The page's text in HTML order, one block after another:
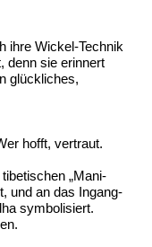
ihre Wickel-Technik
denn sie erinnert
glückliches,
hofft, vertraut.
„Mani-
und an das Ingang-
symbolisiert.